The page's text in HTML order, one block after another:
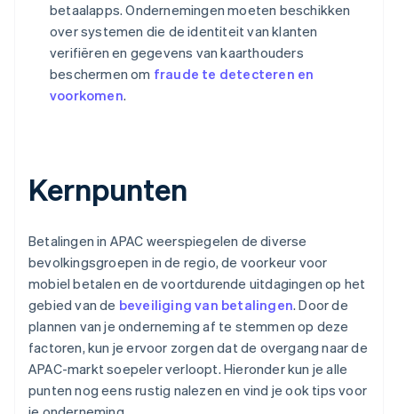
betaalapps. Ondernemingen moeten beschikken
over systemen die de identiteit van klanten
verifiëren en gegevens van kaarthouders
beschermen om fraude te detecteren en
voorkomen.
Kernpunten
Betalingen in APAC weerspiegelen de diverse
bevolkingsgroepen in de regio, de voorkeur voor
mobiel betalen en de voortdurende uitdagingen op het
gebied van de beveiliging van betalingen. Door de
plannen van je onderneming af te stemmen op deze
factoren, kun je ervoor zorgen dat de overgang naar de
APAC-markt soepeler verloopt. Hieronder kun je alle
punten nog eens rustig nalezen en vind je ook tips voor